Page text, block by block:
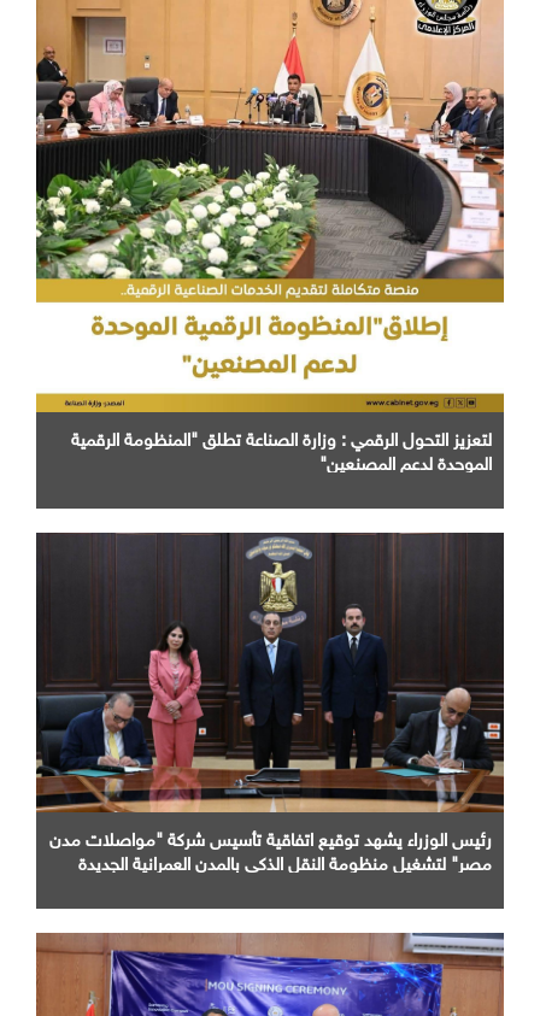
لتعزيز التحول الرقمي : وزارة الصناعة تطلق "المنظومة الرقمية
الموحدة لدعم المصنعين"
رئيس الوزراء يشهد توقيع اتفاقية تأسيس شركة "مواصلات مدن
مصر" لتشغيل منظومة النقل الذكي بالمدن العمرانية الجديدة